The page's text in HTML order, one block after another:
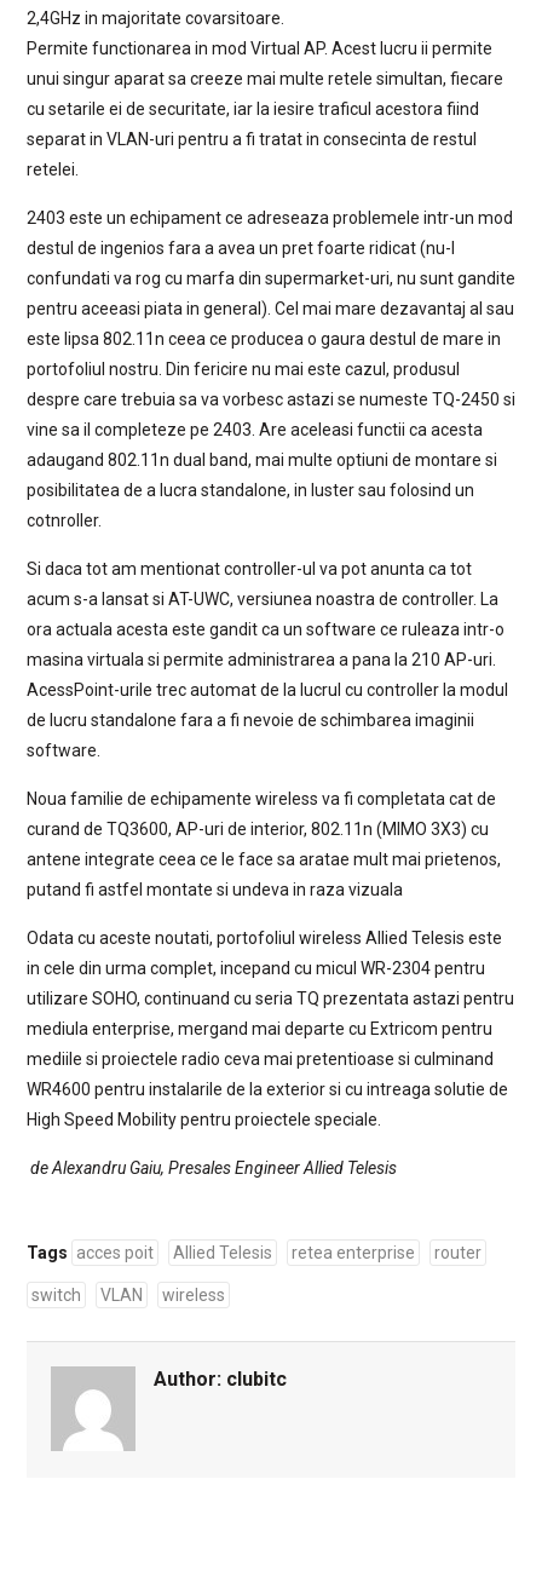
2,4GHz in majoritate covarsitoare.
Permite functionarea in mod Virtual AP. Acest lucru ii permite
unui singur aparat sa creeze mai multe retele simultan, fiecare
cu setarile ei de securitate, iar la iesire traficul acestora fiind
separat in VLAN-uri pentru a fi tratat in consecinta de restul
retelei.
2403 este un echipament ce adreseaza problemele intr-un mod
destul de ingenios fara a avea un pret foarte ridicat (nu-l
confundati va rog cu marfa din supermarket-uri, nu sunt gandite
pentru aceeasi piata in general). Cel mai mare dezavantaj al sau
este lipsa 802.11n ceea ce producea o gaura destul de mare in
portofoliul nostru. Din fericire nu mai este cazul, produsul
despre care trebuia sa va vorbesc astazi se numeste TQ-2450 si
vine sa il completeze pe 2403. Are aceleasi functii ca acesta
adaugand 802.11n dual band, mai multe optiuni de montare si
posibilitatea de a lucra standalone, in luster sau folosind un
cotnroller.
Si daca tot am mentionat controller-ul va pot anunta ca tot
acum s-a lansat si AT-UWC, versiunea noastra de controller. La
ora actuala acesta este gandit ca un software ce ruleaza intr-o
masina virtuala si permite administrarea a pana la 210 AP-uri.
AcessPoint-urile trec automat de la lucrul cu controller la modul
de lucru standalone fara a fi nevoie de schimbarea imaginii
software.
Noua familie de echipamente wireless va fi completata cat de
curand de TQ3600, AP-uri de interior, 802.11n (MIMO 3X3) cu
antene integrate ceea ce le face sa aratae mult mai prietenos,
putand fi astfel montate si undeva in raza vizuala
Odata cu aceste noutati, portofoliul wireless Allied Telesis este
in cele din urma complet, incepand cu micul WR-2304 pentru
utilizare SOHO, continuand cu seria TQ prezentata astazi pentru
mediula enterprise, mergand mai departe cu Extricom pentru
mediile si proiectele radio ceva mai pretentioase si culminand
WR4600 pentru instalarile de la exterior si cu intreaga solutie de
High Speed Mobility pentru proiectele speciale.
de Alexandru Gaiu, Presales Engineer Allied Telesis
Tags acces poit Allied Telesis retea enterprise router
switch VLAN wireless
Author: clubitc